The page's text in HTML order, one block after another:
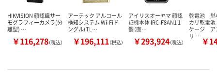
HIKVISION 顔認識サー
モグラフィーカメラ(分
離型) …
￥116,278（税込）
アーテック アルコール
検知システム Wi-Fiド
ングル(TL…
￥196,111（税込）
アイリスオーヤマ 顔認
証機本体 IRC-F8AN1 1
個（直…
￥293,924（税込）
乾電池
カリ乾電
ケージ ア
リ… ￥